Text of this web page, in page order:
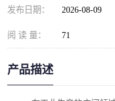
发布日期： 2026-08-09
阅 读 量： 71
产品描述